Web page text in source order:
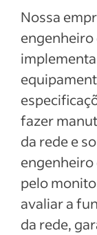
Nossa
engenheiro
fazer
da rede e
engenheiro
pelo
avaliar a
da rede,